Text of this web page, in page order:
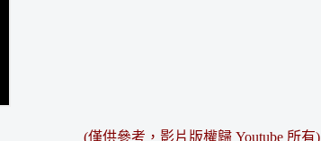
(僅供參考，影片版權歸 Youtube 所有)